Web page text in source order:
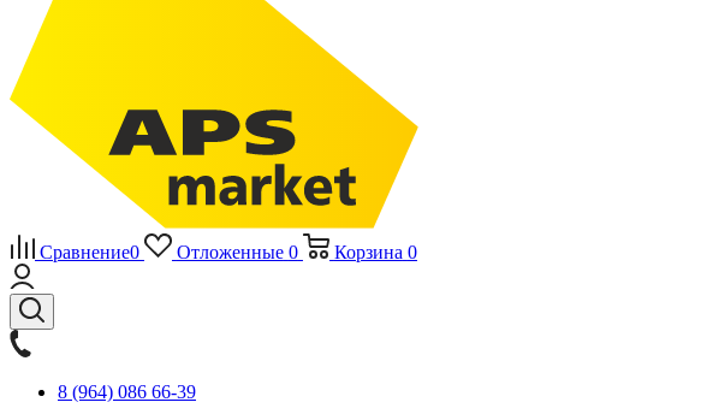
Сравнение0 Отложенные 0 Корзина 0
8 (964) 086 66-39